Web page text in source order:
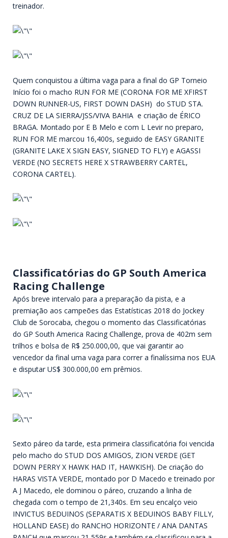
treinador.
Quem conquistou a última vaga para a final do GP Torneio
Início foi o macho RUN FOR ME (CORONA FOR ME XFIRST
DOWN RUNNER-US, FIRST DOWN DASH) do STUD STA.
CRUZ DE LA SIERRA/JSS/VIVA BAHIA e criação de ÉRICO
BRAGA. Montado por E B Melo e com L Levir no preparo,
RUN FOR ME marcou 16,400s, seguido de EASY GRANITE
(GRANITE LAKE X SIGN EASY, SIGNED TO FLY) e AGASSI
VERDE (NO SECRETS HERE X STRAWBERRY CARTEL,
CORONA CARTEL).
Classificatórias do GP South America
Racing Challenge
Após breve intervalo para a preparação da pista, e a
premiação aos campeões das Estatísticas 2018 do Jockey
Club de Sorocaba, chegou o momento das Classificatórias
do GP South America Racing Challenge, prova de 402m sem
trilhos e bolsa de R$ 250.000,00, que vai garantir ao
vencedor da final uma vaga para correr a finalíssima nos EUA
e disputar US$ 300.000,00 em prêmios.
Sexto páreo da tarde, esta primeira classificatória foi vencida
pelo macho do STUD DOS AMIGOS, ZION VERDE (GET
DOWN PERRY X HAWK HAD IT, HAWKISH). De criação do
HARAS VISTA VERDE, montado por D Macedo e treinado por
A J Macedo, ele dominou o páreo, cruzando a linha de
chegada com o tempo de 21,340s. Em seu encalço veio
INVICTUS BEDUINOS (SEPARATIS X BEDUINOS BABY FILLY,
HOLLAND EASE) do RANCHO HORIZONTE / ANA DANTAS